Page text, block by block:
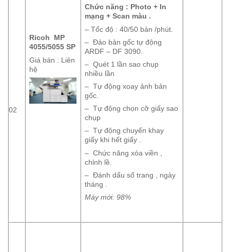
02
Ricoh MP
4055/5055 SP
Giá bán : Liên
hệ
Chức năng : Photo + In
mạng + Scan màu .
– Tốc độ : 40/50 bản /phút.
– Đảo bản gốc tự động
ARDF – DF 3090.
– Quét 1 lần sao chụp
nhiều lần
– Tự động xoay ảnh bản
gốc.
– Tự động chọn cỡ giấy sao
chụp
– Tự động chuyển khay
giấy khi hết giấy .
– Chức năng xóa viền ,
chỉnh lề.
– Đánh dấu số trang , ngày
tháng .
Máy mới: 98%